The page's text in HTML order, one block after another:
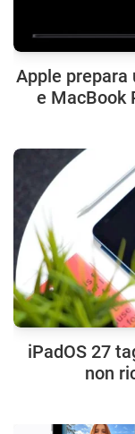
Apple prepara
e MacBook
iPadOS 27
non